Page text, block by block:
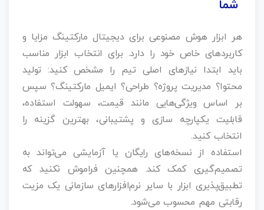
شما
هر ابزار هوش مصنوعی برای دیجیتال مارکتینگ مزایا و
کاربردهای خاص خود را دارد. برای انتخاب ابزار مناسب
باید ابتدا نیازهای اصلی تیم را مشخص کنید: تولید
محتوا؟ مدیریت پروژه؟ طراحی؟ ایمیل مارکتینگ؟ سپس
بر اساس ویژگی‌هایی مانند قیمت، سهولت استفاده،
قابلیت یکپارچه‌ سازی و پشتیبانی، بهترین گزینه را
انتخاب کنید.
استفاده از نسخه‌های رایگان یا آزمایشی می‌تواند به
تصمیم‌گیری کمک کند. همچنین فراموش نکنید که
تطبیق‌پذیری ابزار با سایر نرم‌افزارهای سازمانی یک مزیت
رقابتی مهم محسوب می‌شود.